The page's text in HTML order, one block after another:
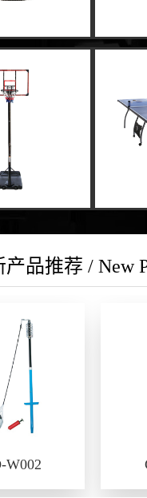
产品推荐 / New
W002